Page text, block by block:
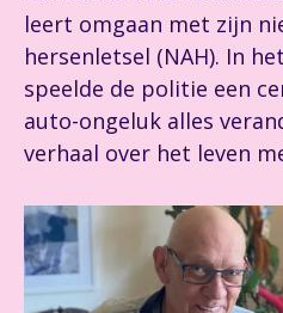
leert omgaan met zijn
hersenletsel (NAH). In
speelde de politie een
auto-ongeluk alles
verhaal over het leven